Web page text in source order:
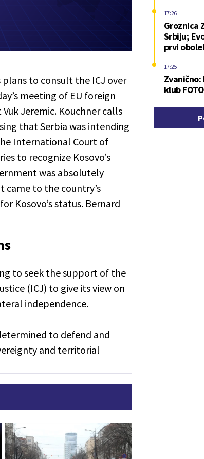
to consult the ICJ over
meeting of EU foreign
Jeremic. Kouchner calls
that Serbia was intending
International Court of
to recognize Kosovo’s
was absolutely
to the country’s
Kosovo’s status. Bernard
to seek the support of the
(ICJ) to give its view on
independence.
to defend and
and territorial
Groznica
Srbiju;
prvi
17:26
klub FOTO
17:25